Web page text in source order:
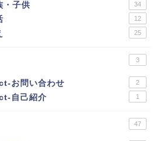
子供 34
12
25
3
お問い合わせ 2
自己紹介 1
47